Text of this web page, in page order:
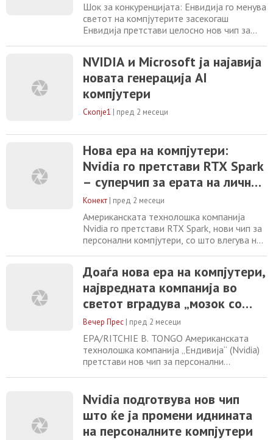
Шок за конкуренцијата: Енвидија го менува
светот на компјутерите засекогаш
Енвидија претстави целосно нов чип за
потрошувачка електроника. Вештачката
интелигенција сега влегува директно во
вашиот домашен уред. Компјутерите
добиваат сосема нова животна намена.
Револуција поголема од паметните
NVIDIA и Microsoft ја најавија
новата генерација AI
компјутери
Скопје1 | пред 2 месеци
Нова ера на компјутери:
Nvidia го претстави RTX Spark
– суперчип за ерата на лични
AI агенти
Конект | пред 2 месеци
Американската технолошка компанија
Nvidia го претстави RTX Spark, нови чип за
персонални компјутери, со што влегува на
интелигенција. „Оваа трансформација на
компјутерите е исто толку значајна како и
трансформацијата на мобилниот телефон
во она што денес го познаваме како
паметен
Доаѓа нова ера на компјутери,
највредната компанија во
светот вградува „мозок со
вештачка интелигенција“ во
компјутерите
Вечер Прес | пред 2 месеци
EPA/RITCHIE B. TONGO Американската
технолошка компанија „Ендивија“ (Nvidia)
претстави нов чип за персонални
на вештачка интелигенција (ВИ). „Оваа
трансформација на компјутерот е исто
толку значајна како и трансформацијата на
мобилниот телефон во она што денес го
Nvidia подготвува нов чип
што ќе ја промени иднината
на персоналните компјутери